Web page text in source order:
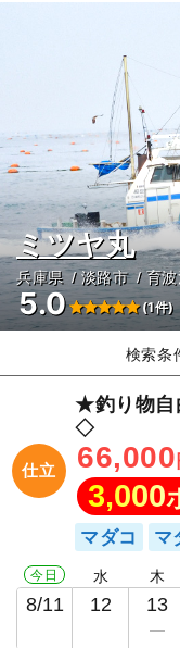
ミツヤ丸
兵庫県 淡路市 育
5.0 (1件)
検索条
仕立
★釣り物自
◇
66,000
3,000
マダコ マ
今日
8/11
水
12
木
13